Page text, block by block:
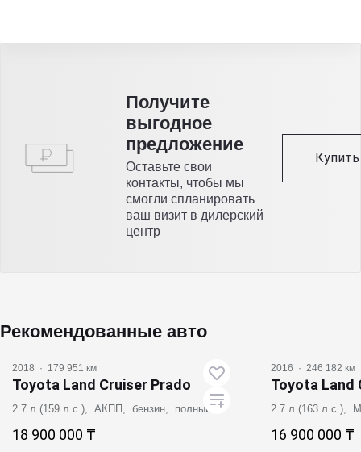
Получитe
выгодное
предложение
Оставьте свои
контакты, чтобы мы
смогли спланировать
ваш визит в дилерский
центр
Рекомендованные авто
2018 · 179 951 км
Toyota Land Cruiser Prado
2.7 л (159 л.с.), АКПП, бензин, полный
18 900 000 ₸
2016 · 246 182 км
Toyota Land
2.7 л (163 л.с.),
16 900 000 ₸